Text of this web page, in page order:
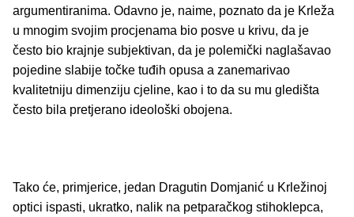
argumentiranima. Odavno je, naime, poznato da je Krleža
u mnogim svojim procjenama bio posve u krivu, da je
često bio krajnje subjektivan, da je polemički naglašavao
pojedine slabije točke tuđih opusa a zanemarivao
kvalitetniju dimenziju cjeline, kao i to da su mu gledišta
često bila pretjerano ideološki obojena.
Tako će, primjerice, jedan Dragutin Domjanić u Krležinoj
optici ispasti, ukratko, nalik na petparačkog stihoklepca,